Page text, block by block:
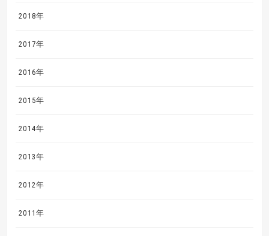
2018年
2017年
2016年
2015年
2014年
2013年
2012年
2011年